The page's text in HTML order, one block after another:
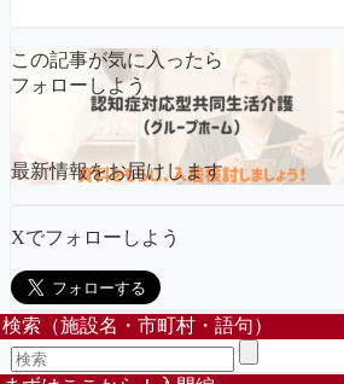
この記事が気に入ったら
フォローしよう
最新情報をお届けします
Xでフォローしよう
検索（施設名・市町村・語句）